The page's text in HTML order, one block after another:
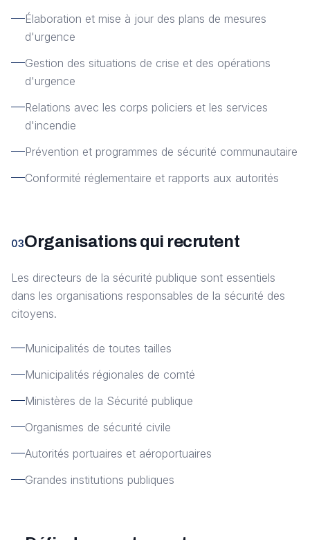
Élaboration et mise à jour des plans de mesures
d'urgence
Gestion des situations de crise et des opérations
d'urgence
Relations avec les corps policiers et les services
d'incendie
Prévention et programmes de sécurité communautaire
Conformité réglementaire et rapports aux autorités
03Organisations qui recrutent
Les directeurs de la sécurité publique sont essentiels
dans les organisations responsables de la sécurité des
citoyens.
Municipalités de toutes tailles
Municipalités régionales de comté
Ministères de la Sécurité publique
Organismes de sécurité civile
Autorités portuaires et aéroportuaires
Grandes institutions publiques